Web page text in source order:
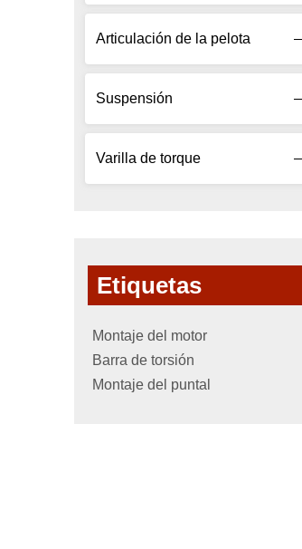
Articulación de la pelota
Suspensión
Varilla de torque
Etiquetas
Montaje del motor
Barra de torsión
Montaje del puntal